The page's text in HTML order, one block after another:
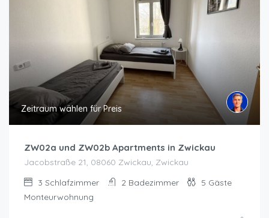
Zeitraum wählen für Preis
ZW02a und ZW02b Apartments in Zwickau
Jacobstraße 21, 08060 Zwickau, Zwickau
3 Schlafzimmer 2 Badezimmer 5 Gäste
Monteurwohnung